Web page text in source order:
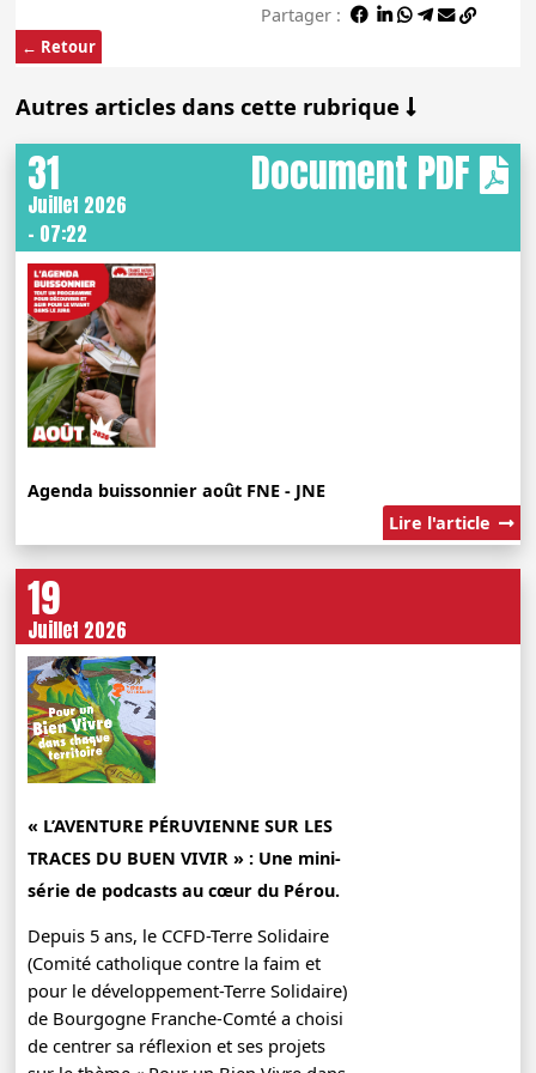
← Retour
Partager :
Autres articles dans cette rubrique
Document PDF
31
Juillet 2026
- 07:22
Agenda buissonnier août FNE - JNE
Lire l'article
19
Juillet 2026
« L’AVENTURE PÉRUVIENNE SUR LES
TRACES DU BUEN VIVIR » : Une mini-
série de podcasts au cœur du Pérou.
Depuis 5 ans, le CCFD-Terre Solidaire
(Comité catholique contre la faim et
pour le développement-Terre Solidaire)
de Bourgogne Franche-Comté a choisi
de centrer sa réflexion et ses projets